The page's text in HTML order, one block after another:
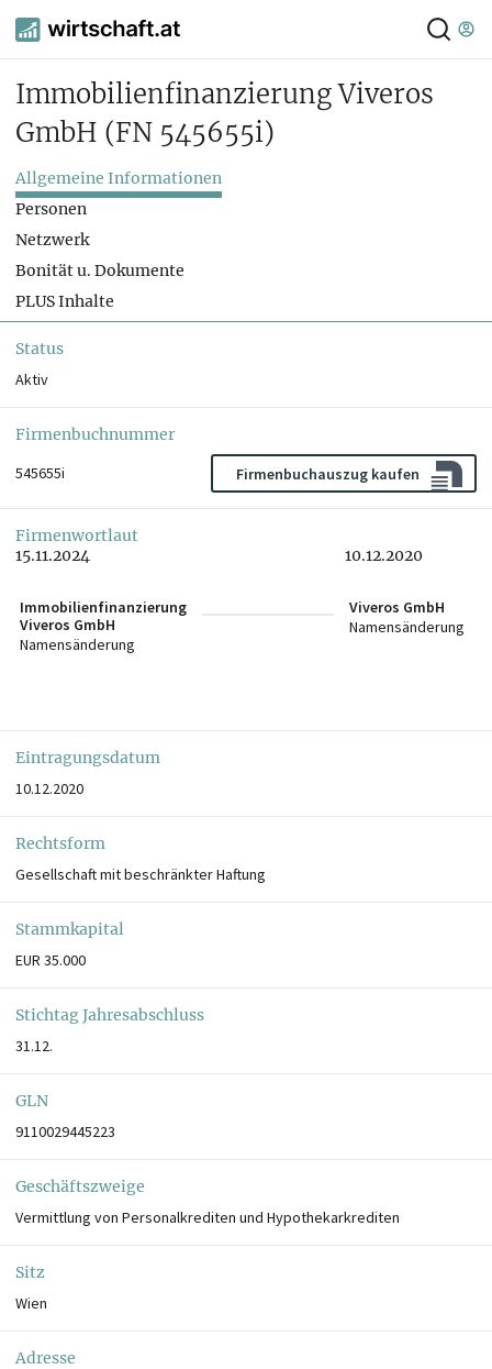
Immobilienfinanzierung Viveros
GmbH (FN 545655i)
Allgemeine Informationen
Personen
Netzwerk
Bonität u. Dokumente
PLUS Inhalte
Status
Aktiv
Firmenbuchnummer
545655i
Firmenbuchauszug kaufen
Firmenwortlaut
15.11.2024
Immobilienfinanzierung
Viveros GmbH
Namensänderung
10.12.2020
Viveros GmbH
Namensänderung
Eintragungsdatum
10.12.2020
Rechtsform
Gesellschaft mit beschränkter Haftung
Stammkapital
EUR 35.000
Stichtag Jahresabschluss
31.12.
GLN
9110029445223
Geschäftszweige
Vermittlung von Personalkrediten und Hypothekarkrediten
Sitz
Wien
Adresse